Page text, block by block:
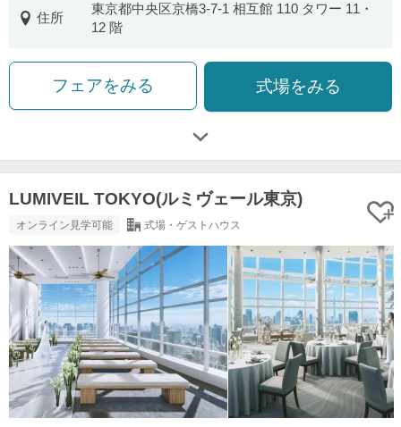
住所
東京都中央区京橋3-7-1 相互館 110 タワー 11・
12 階
フェアをみる 式場をみる
LUMIVEIL TOKYO(ルミヴェール東京)
オンライン見学可能 式場・ゲストハウス